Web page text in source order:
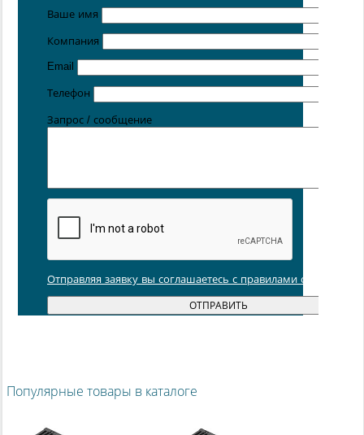
Ваше имя
Компания
Email
Телефон
Запрос / сообщение
Отправляя заявку вы соглашаетесь с правилами обработки
Популярные товары в каталоге